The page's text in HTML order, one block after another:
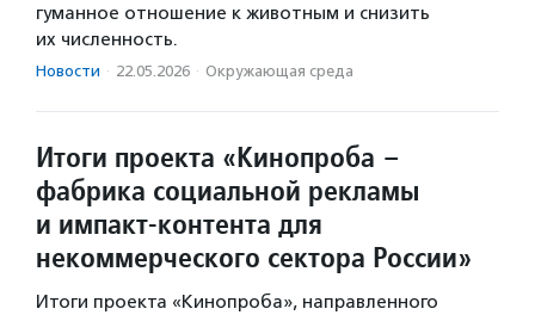
гуманное отношение к животным и снизить
их численность.
Новости · 22.05.2026 · Окружающая среда
Итоги проекта «Кинопроба –
фабрика социальной рекламы
и импакт-контента для
некоммерческого сектора России»
Итоги проекта «Кинопроба», направленного